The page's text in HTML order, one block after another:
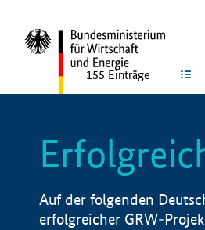
155 Einträge
Auf der folgenden
erfolgreicher GRW-